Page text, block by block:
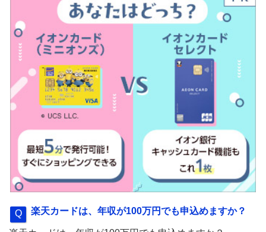
楽天カードは、年収が100万円でも申込めますか？